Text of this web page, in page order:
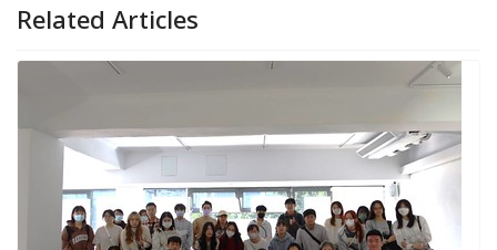
Related Articles